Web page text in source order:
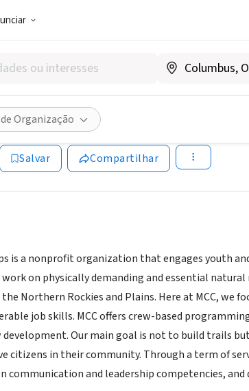
Organização
Corps
Salvar Compartilhar
is a nonprofit organization that engages youth
on physically demanding and essential
Northern Rockies and Plains. Here at MCC,
job skills. MCC offers crew-based
Our main goal is not to build trails
citizens in their community. Through a term of
communication and leadership competencies,